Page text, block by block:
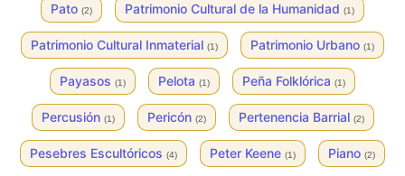
Pato (2) Patrimonio Cultural de la Humanidad (1)
Patrimonio Cultural Inmaterial (1) Patrimonio Urbano (1)
Payasos (1) Pelota (1) Peña Folklórica (1)
Percusión (1) Pericón (2) Pertenencia Barrial (2)
Pesebres Escultóricos (4) Peter Keene (1) Piano (2)